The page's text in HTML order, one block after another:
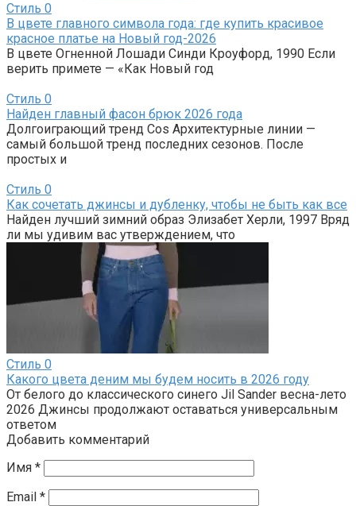
Стиль 0
В цвете главного символа года: где купить красивое
красное платье на Новый год-2026
В цвете Огненной Лошади Синди Кроуфорд, 1990 Если
верить примете — «Как Новый год
Стиль 0
Найден главный фасон брюк 2026 года
Долгоиграющий тренд Cos Архитектурные линии —
самый большой тренд последних сезонов. После
простых и
Стиль 0
Как сочетать джинсы и дубленку, чтобы не быть как все
Найден лучший зимний образ Элизабет Херли, 1997 Вряд
ли мы удивим вас утверждением, что
Стиль 0
Какого цвета деним мы будем носить в 2026 году
От белого до классического синего Jil Sander весна-лето
2026 Джинсы продолжают оставаться универсальным
ответом
Добавить комментарий
Имя *
Email *